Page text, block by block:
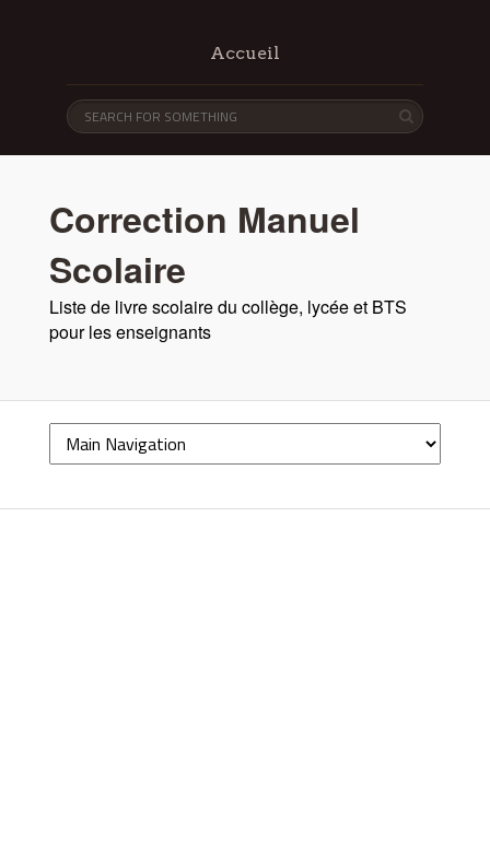
Accueil
Correction Manuel
Scolaire
Liste de livre scolaire du collège, lycée et BTS
pour les enseignants